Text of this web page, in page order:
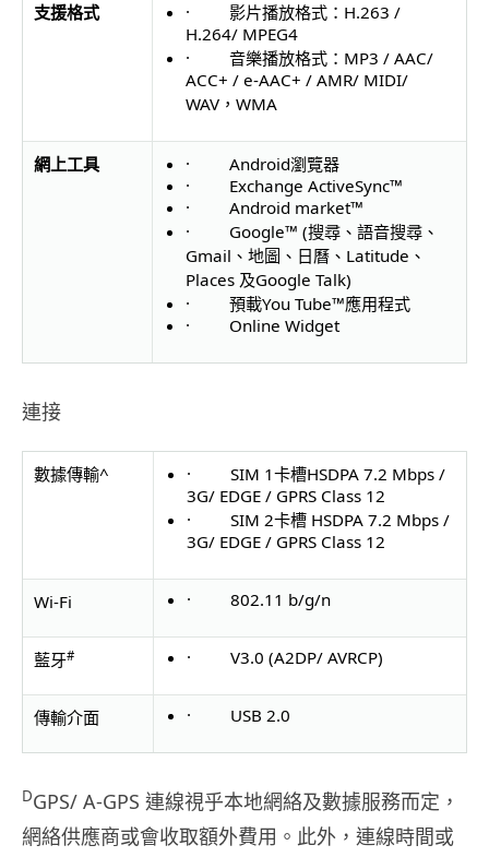
支援格式
· 影片播放格式：H.263 /
H.264/ MPEG4
· 音樂播放格式：MP3 / AAC/
ACC+ / e-AAC+ / AMR/ MIDI/
WAV，WMA
網上工具
· Android瀏覽器
· Exchange ActiveSync™
· Android market™
· Google™ (搜尋、語音搜尋、
Gmail、地圖、日曆、Latitude、
Places 及Google Talk)
· 預載You Tube™應用程式
· Online Widget
連接
數據傳輸^
· SIM 1卡槽HSDPA 7.2 Mbps /
3G/ EDGE / GPRS Class 12
· SIM 2卡槽 HSDPA 7.2 Mbps /
3G/ EDGE / GPRS Class 12
Wi-Fi · 802.11 b/g/n
藍牙# · V3.0 (A2DP/ AVRCP)
傳輸介面 · USB 2.0
DGPS/ A-GPS 連線視乎本地網絡及數據服務而定，
網絡供應商或會收取額外費用。 此外，連線時間或